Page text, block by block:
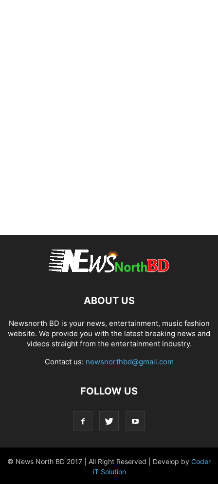
ABOUT US
Newsnorth BD is your news, entertainment, music fashion
website. We provide you with the latest breaking news and
videos straight from the entertainment industry.
Contact us: newsnorthbd@gmail.com
FOLLOW US
© News North BD 2017 | All Right Reserved | Develop by Coder
IT Solution